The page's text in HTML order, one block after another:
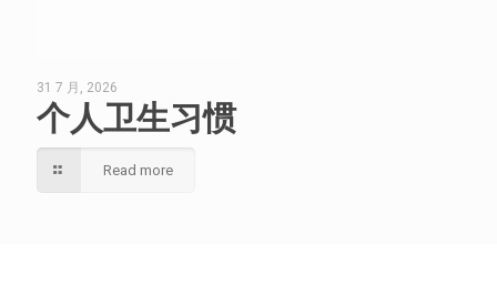
31 7 月, 2026
个人卫生习惯
Read more